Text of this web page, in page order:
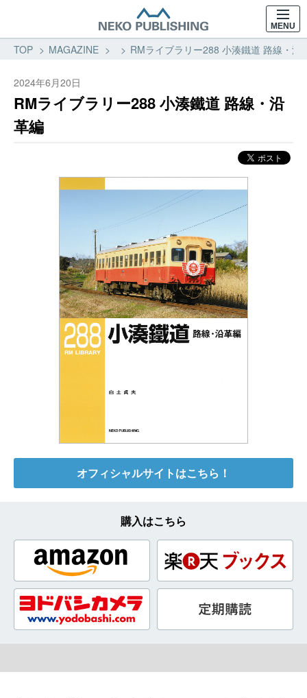
MENU
TOP MAGAZINE RMライブラリー288 小湊鐵道 路線・沿
2024年6月20日
RMライブラリー288 小湊鐵道 路線・沿
革編
オフィシャルサイトはこちら！
購入はこちら